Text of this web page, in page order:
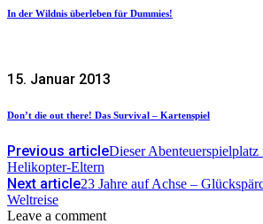
In der Wildnis überleben für Dummies!
15. Januar 2013
Don’t die out there! Das Survival – Kartenspiel
Previous articleDieser
Helikopter-Eltern
Next article23 Jahre auf Achse –
Weltreise
Leave a comment